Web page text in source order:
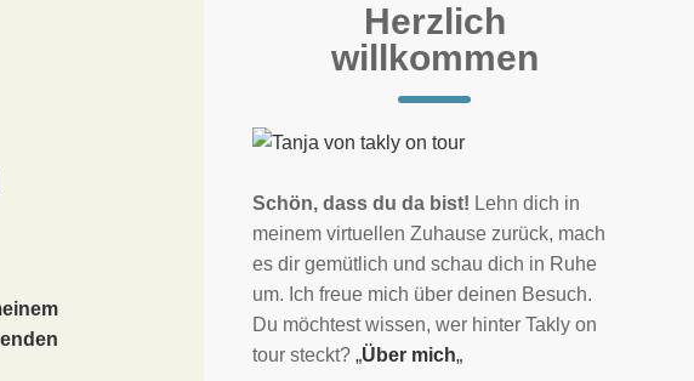
Herzlich
willkommen
Schön, dass du da bist! Lehn dich in
meinem virtuellen Zuhause zurück, mach
es dir gemütlich und schau dich in Ruhe
um. Ich freue mich über deinen Besuch.
Du möchtest wissen, wer hinter Takly on
tour steckt? „Über mich„